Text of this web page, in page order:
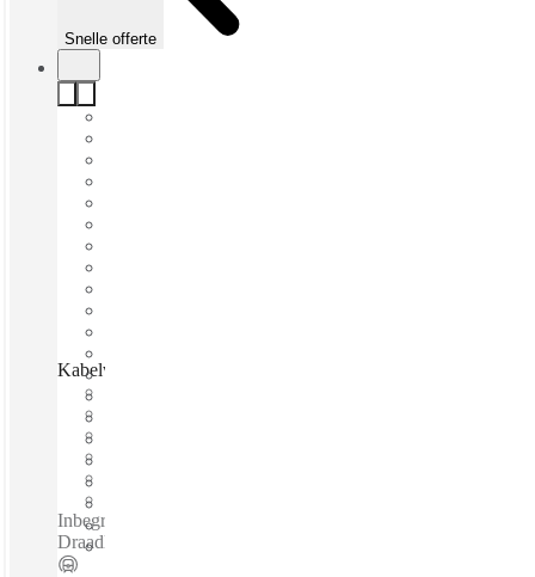
Snelle offerte
Kabelweg, Amsterdam, 1014 BA
Inbegrepen diensten / Privékantoren Vergaderkamers - WiFi
Draadloos netwerk